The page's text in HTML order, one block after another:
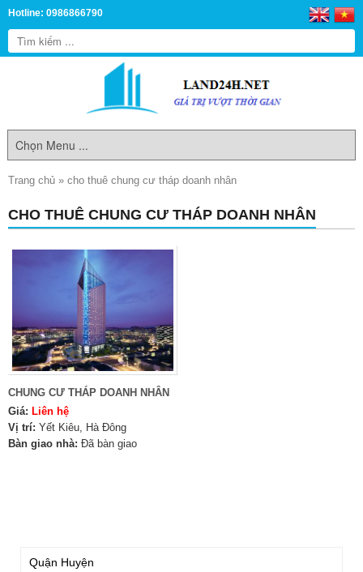
Hotline: 0986866790
Trang chủ » cho thuê chung cư tháp doanh nhân
CHO THUÊ CHUNG CƯ THÁP DOANH NHÂN
CHUNG CƯ THÁP DOANH NHÂN
Giá: Liên hệ
Vị trí: Yết Kiêu, Hà Đông
Bàn giao nhà: Đã bàn giao